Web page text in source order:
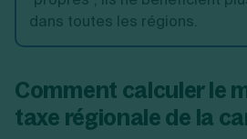
dans toutes les régions.
Comment calculer le
taxe régionale de la